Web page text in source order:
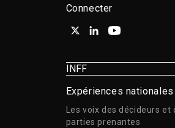
Connecter
INFF
Expériences nationales
Les voix des décideurs et
parties prenantes